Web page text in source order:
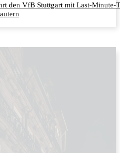
den VfB Stuttgart mit Last-Minute-